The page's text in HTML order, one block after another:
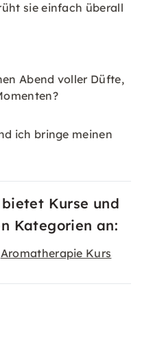
sie einfach überall
Abend voller Düfte,
ich bringe meinen
Kurse und
Kategorien an:
Aromatherapie Kurs